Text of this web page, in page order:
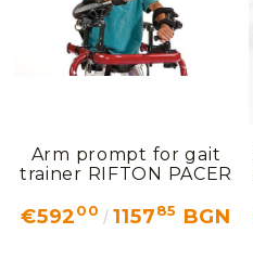
Arm prompt for gait
trainer RIFTON PACER
€59200 115785 BGN